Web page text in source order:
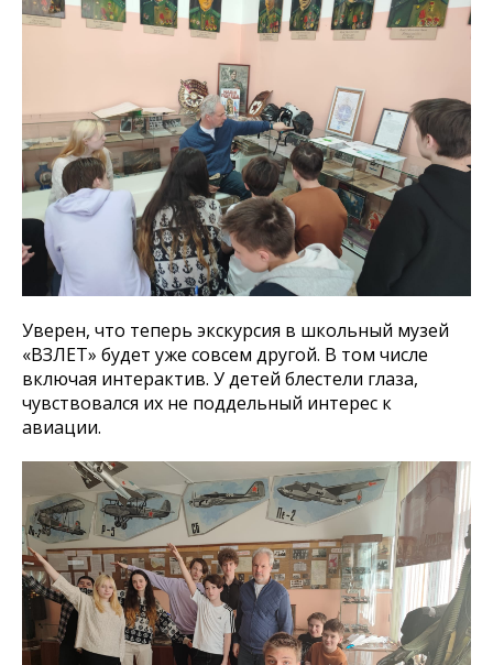
Уверен, что теперь экскурсия в школьный музей
«ВЗЛЕТ» будет уже совсем другой. В том числе
включая интерактив. У детей блестели глаза,
чувствовался их не поддельный интерес к
авиации.